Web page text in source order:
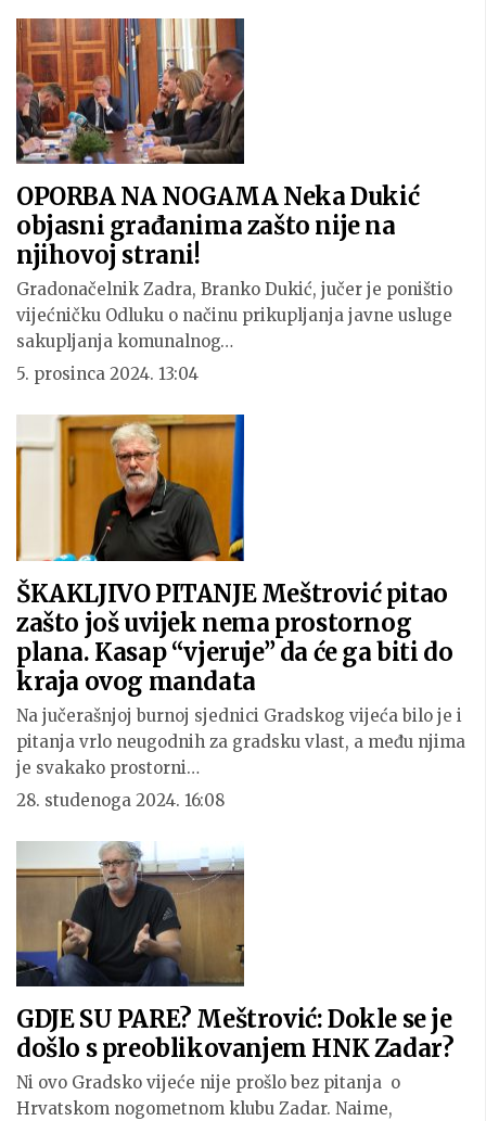
OPORBA NA NOGAMA Neka Dukić
objasni građanima zašto nije na
njihovoj strani!
Gradonačelnik Zadra, Branko Dukić, jučer je poništio
vijećničku Odluku o načinu prikupljanja javne usluge
sakupljanja komunalnog…
5. prosinca 2024. 13:04
ŠKAKLJIVO PITANJE Meštrović pitao
zašto još uvijek nema prostornog
plana. Kasap “vjeruje” da će ga biti do
kraja ovog mandata
Na jučerašnjoj burnoj sjednici Gradskog vijeća bilo je i
pitanja vrlo neugodnih za gradsku vlast, a među njima
je svakako prostorni…
28. studenoga 2024. 16:08
GDJE SU PARE? Meštrović: Dokle se je
došlo s preoblikovanjem HNK Zadar?
Ni ovo Gradsko vijeće nije prošlo bez pitanja o
Hrvatskom nogometnom klubu Zadar. Naime,